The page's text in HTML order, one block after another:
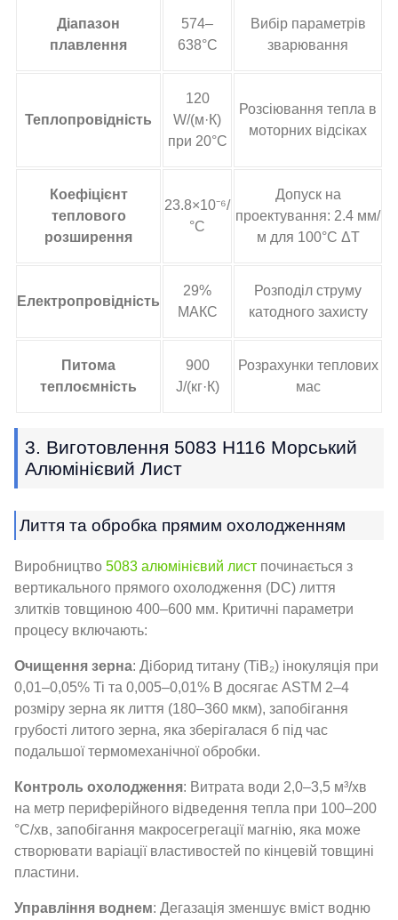
Діапазон
плавлення
574–
638°C
Вибір параметрів
зварювання
Теплопровідність
120
W/(м·К)
при 20°C
Розсіювання тепла в
моторних відсіках
Коефіцієнт
теплового
розширення
23.8×10⁻⁶/
°C
Допуск на
проектування: 2.4 мм/
м для 100°C ΔT
Електропровідність
29%
МАКС
Розподіл струму
катодного захисту
Питома
теплоємність
900
J/(кг·К)
Розрахунки теплових
мас
3. Виготовлення 5083 H116 Морський
Алюмінієвий Лист
Лиття та обробка прямим охолодженням
Виробництво 5083 алюмінієвий лист починається з
вертикального прямого охолодження (DC) лиття
злитків товщиною 400–600 мм. Критичні параметри
процесу включають:
Очищення зерна: Діборид титану (TiB₂) інокуляція при
0,01–0,05% Ti та 0,005–0,01% B досягає ASTM 2–4
розміру зерна як лиття (180–360 мкм), запобігання
грубості литого зерна, яка зберігалася б під час
подальшої термомеханічної обробки.
Контроль охолодження: Витрата води 2,0–3,5 м³/хв
на метр периферійного відведення тепла при 100–200
°C/хв, запобігання макросегрегації магнію, яка може
створювати варіації властивостей по кінцевій товщині
пластини.
Управління воднем: Дегазація зменшує вміст водню